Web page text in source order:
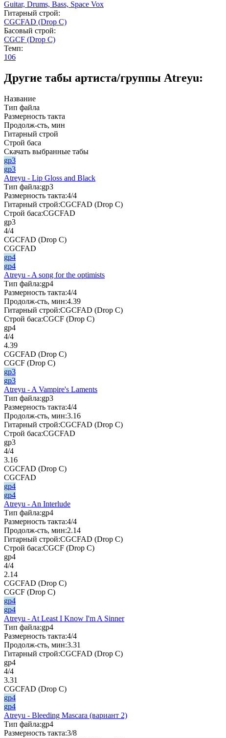
Guitar, Drums, Bass, Space Vox
Гитарный строй:
CGCFAD (Drop C)
Басовый строй:
CGCF (Drop C)
Темп:
106
Другие табы артиста/группы Atreyu:
Название
Тип файла
Размерность такта
Продолж-сть, мин
Гитарный строй
Строй баса
Скачать выбранные табы
gp3
gp3
Atreyu - Lip Gloss and Black
Тип файла:gp3
Размерность такта:4/4
Гитарный строй:CGCFAD (Drop C)
Строй баса:CGCFAD
gp3
4/4
CGCFAD (Drop C)
CGCFAD
gp4
gp4
Atreyu - A song for the optimists
Тип файла:gp4
Размерность такта:4/4
Продолж-сть, мин:4.39
Гитарный строй:CGCFAD (Drop C)
Строй баса:CGCF (Drop C)
gp4
4/4
4.39
CGCFAD (Drop C)
CGCF (Drop C)
gp3
gp3
Atreyu - A Vampire's Laments
Тип файла:gp3
Размерность такта:4/4
Продолж-сть, мин:3.16
Гитарный строй:CGCFAD (Drop C)
Строй баса:CGCFAD
gp3
4/4
3.16
CGCFAD (Drop C)
CGCFAD
gp4
gp4
Atreyu - An Interlude
Тип файла:gp4
Размерность такта:4/4
Продолж-сть, мин:2.14
Гитарный строй:CGCFAD (Drop C)
Строй баса:CGCF (Drop C)
gp4
4/4
2.14
CGCFAD (Drop C)
CGCF (Drop C)
gp4
gp4
Atreyu - At Least I Know I'm A Sinner
Тип файла:gp4
Размерность такта:4/4
Продолж-сть, мин:3.31
Гитарный строй:CGCFAD (Drop C)
gp4
4/4
3.31
CGCFAD (Drop C)
gp4
gp4
Atreyu - Bleeding Mascara (вариант 2)
Тип файла:gp4
Размерность такта:3/8